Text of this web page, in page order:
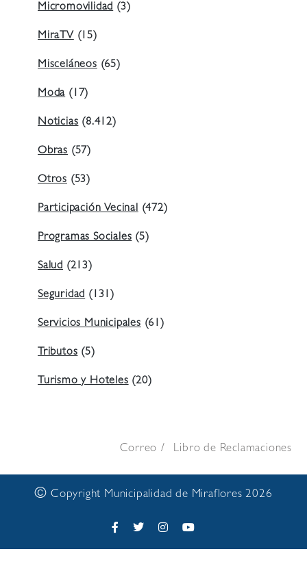
Micromovilidad (3)
MiraTV (15)
Misceláneos (65)
Moda (17)
Noticias (8.412)
Obras (57)
Otros (53)
Participación Vecinal (472)
Programas Sociales (5)
Salud (213)
Seguridad (131)
Servicios Municipales (61)
Tributos (5)
Turismo y Hoteles (20)
Correo Libro de Reclamaciones
© Copyright Municipalidad de Miraflores 2026